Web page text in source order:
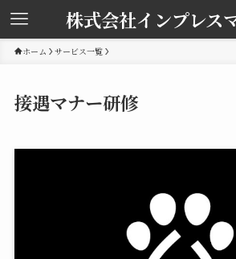
株式会社インプレス
ホーム サービス一覧
接遇マナー研修